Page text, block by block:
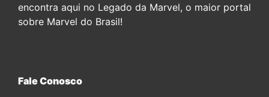
encontra aqui no Legado da Marvel, o maior portal
sobre Marvel do Brasil!
Fale Conosco